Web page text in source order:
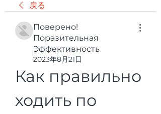
戻る
Поверено!
Поразительная
Эффективность
2023年8月21日
Как правильно
ходить по